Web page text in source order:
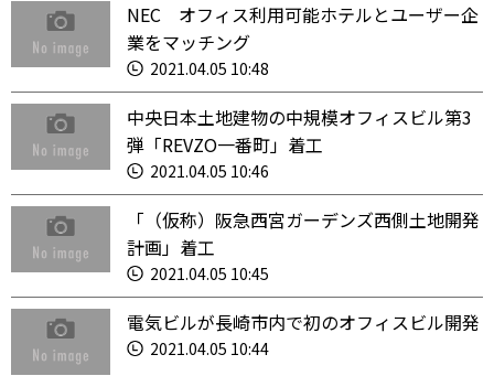
NEC オフィス利用可能ホテルとユーザー企
業をマッチング
2021.04.05 10:48
中央日本土地建物の中規模オフィスビル第3
弾「REVZO一番町」着工
2021.04.05 10:46
「（仮称）阪急西宮ガーデンズ西側土地開発
計画」着工
2021.04.05 10:45
電気ビルが長崎市内で初のオフィスビル開発
2021.04.05 10:44